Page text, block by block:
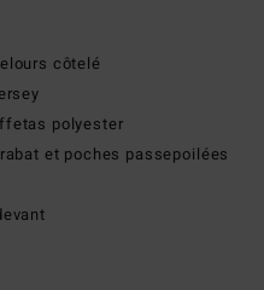
côtelé
polyester
et poches passepoilées